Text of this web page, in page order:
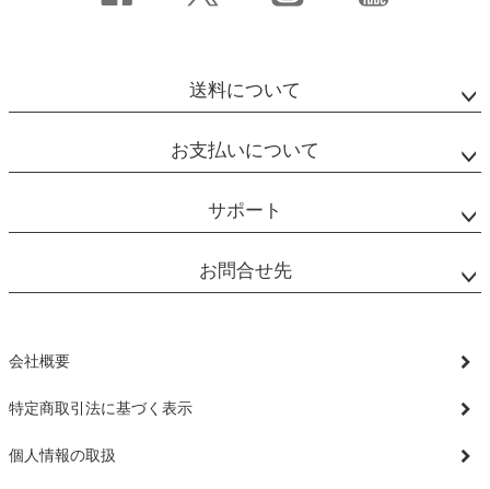
送料について
お支払いについて
サポート
お問合せ先
会社概要
特定商取引法に基づく表示
個人情報の取扱